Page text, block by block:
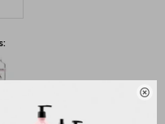

DE ENVÍO